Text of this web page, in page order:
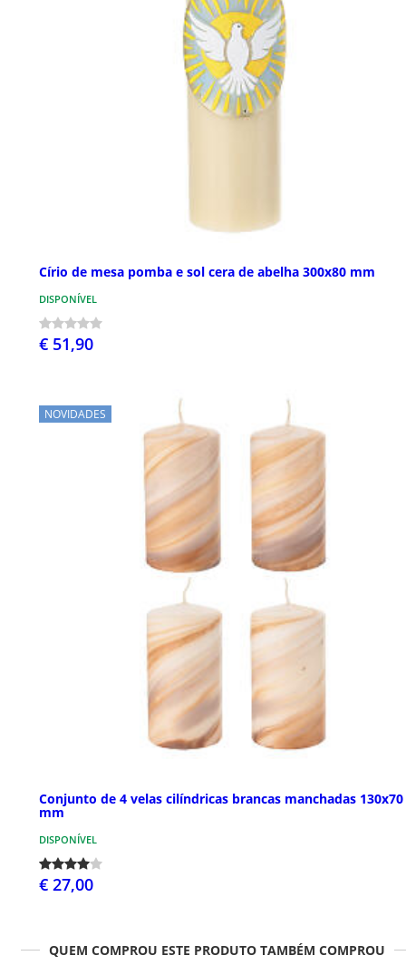
Círio de mesa pomba e sol cera de abelha 300x80 mm
DISPONÍVEL
€ 51,90
NOVIDADES
Conjunto de 4 velas cilíndricas brancas manchadas 130x70
mm
DISPONÍVEL
€ 27,00
QUEM COMPROU ESTE PRODUTO TAMBÉM COMPROU